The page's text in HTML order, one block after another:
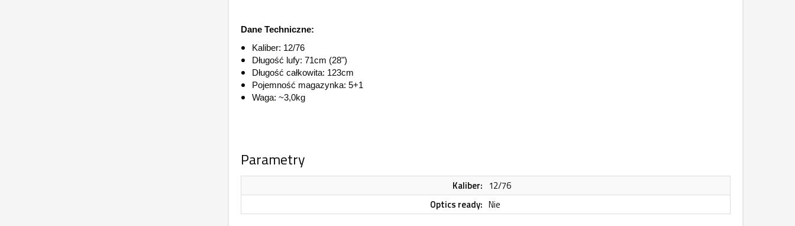
Dane Techniczne:
Kaliber: 12/76
Długość lufy: 71cm (28")
Długość całkowita: 123cm
Pojemność magazynka: 5+1
Waga: ~3,0kg
Parametry
Kaliber: 12/76
Optics ready: Nie